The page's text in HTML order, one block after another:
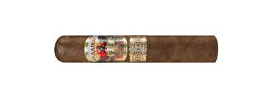
Ringmass: 60
Länge: 14.6
mittelkräftig